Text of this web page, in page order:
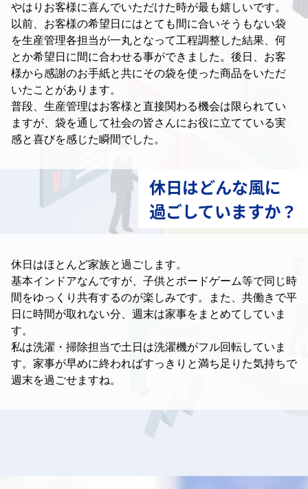
やはりお客様に喜んでいただけた時が最も嬉しいです。
以前、お客様の希望日にはとても間に合いそうもない袋
を生産管理各担当が一丸となって工程調整した結果、 何
とか希望日に間に合わせる事ができました。 後日、お客
様から感謝のお手紙と共にその袋を使った商品をいただ
いたことがあります。
普段、生産管理はお客様と直接関わる機会は限られてい
ますが、 袋を通して社会の皆さんにお役に立てている実
感と喜びを感じた瞬間でした。
休日はどんな風に
過ごしていますか？
休日はほとんど家族と過ごします。
基本インドアなんですが、 子供とボードゲーム等で同じ時
間をゆっくり共有するのが楽しみです。
また、共働きで平
日に時間が取れない分、週末は家事をまとめてしていま
す。
私は洗濯・掃除担当で土日は洗濯機がフル回転していま
す。 家事が早めに終わればすっきりと満ち足りた気持ちで
週末を過ごせますね。